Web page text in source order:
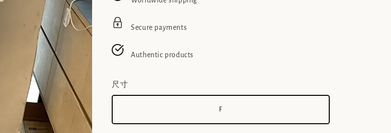
Secure payments
Authentic products
尺寸
F